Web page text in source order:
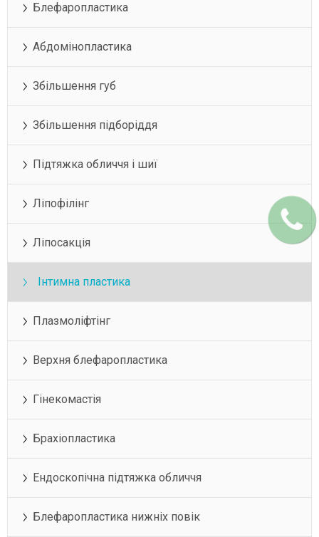
Блефаропластика
Абдомінопластика
Збільшення губ
Збільшення підборіддя
Підтяжка обличчя і шиї
Ліпофілінг
Ліпосакція
Інтимна пластика
Плазмоліфтінг
Верхня блефаропластика
Гінекомастія
Брахіопластика
Ендоскопічна підтяжка обличчя
Блефаропластика нижніх повік